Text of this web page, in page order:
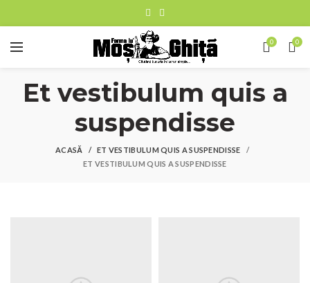
0 0
Et vestibulum quis a
suspendisse
ACASĂ
ET VESTIBULUM QUIS A SUSPENDISSE
ET VESTIBULUM QUIS A SUSPENDISSE